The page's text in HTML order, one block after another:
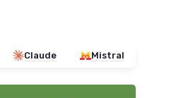
Claude Mistral